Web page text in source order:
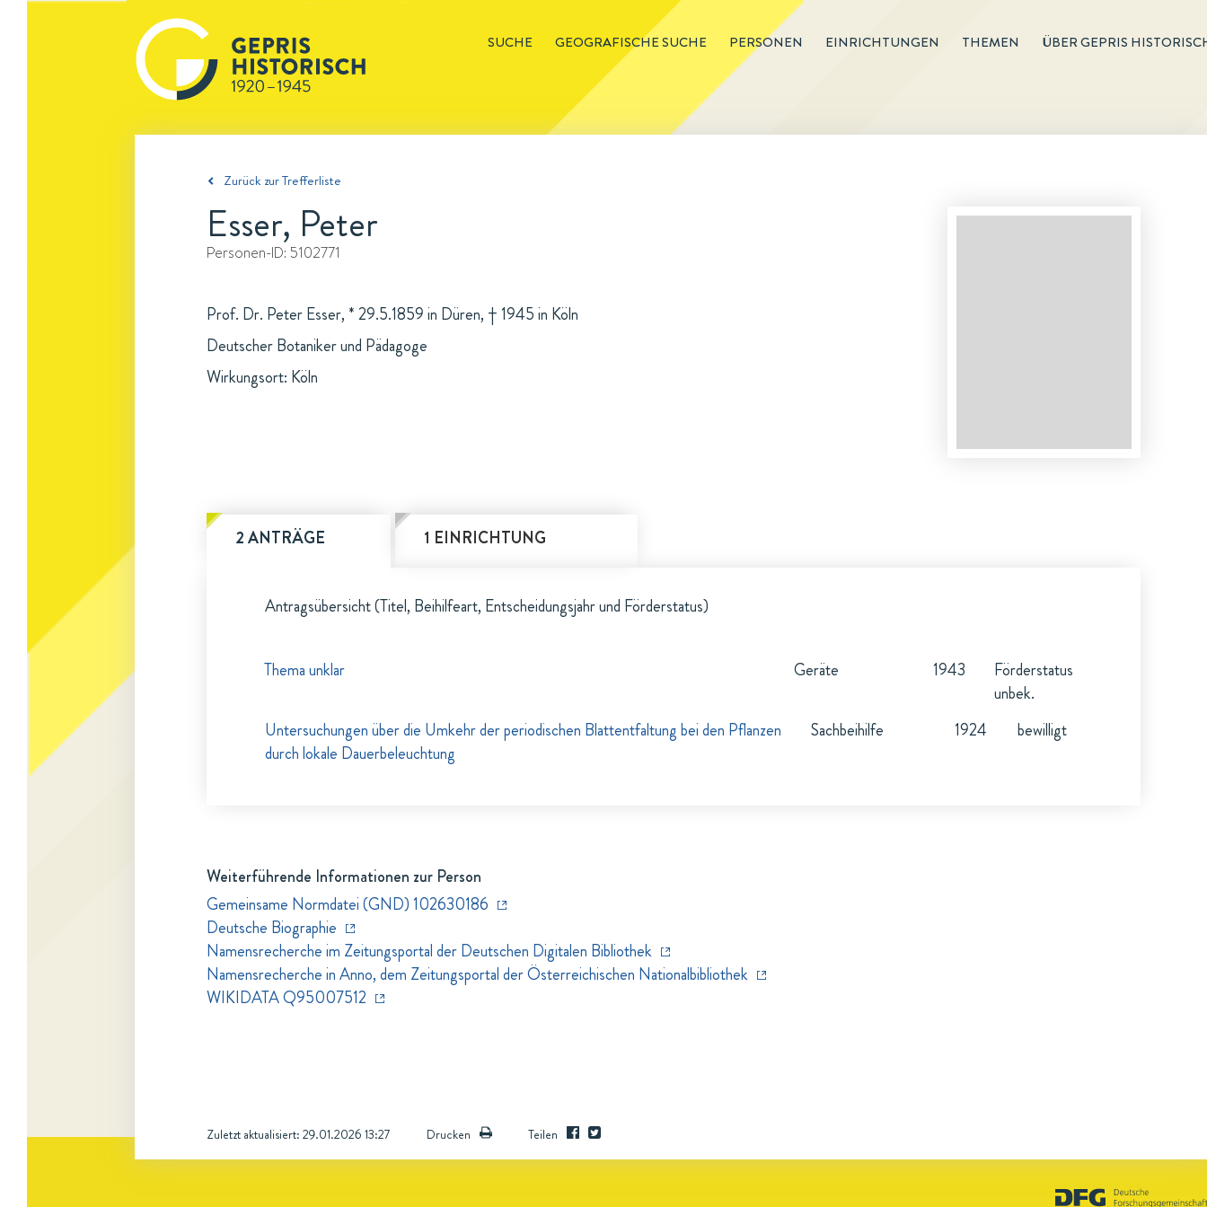
SUCHE GEOGRAFISCHE SUCHE PERSONEN EINRICHTUNGEN THEMEN ÜBER GEPRIS
Zurück zur Trefferliste
Esser, Peter
Personen-ID: 5102771
Prof. Dr. Peter Esser, * 29.5.1859 in Düren, † 1945 in Köln
Deutscher Botaniker und Pädagoge
Wirkungsort: Köln
2 ANTRÄGE 1 EINRICHTUNG
Antragsübersicht (Titel, Beihilfeart, Entscheidungsjahr und Förderstatus)
Thema unklar Geräte 1943
Förderstatus
unbek.
Untersuchungen über die Umkehr der periodischen Blattentfaltung bei den Pflanzen
durch lokale Dauerbeleuchtung
Sachbeihilfe 1924 bewilligt
Weiterführende Informationen zur Person
Gemeinsame Normdatei (GND) 102630186
Deutsche Biographie
Namensrecherche im Zeitungsportal der Deutschen Digitalen Bibliothek
Namensrecherche in Anno, dem Zeitungsportal der Österreichischen Nationalbibliothek
WIKIDATA Q95007512
Zuletzt aktualisiert: 29.01.2026 13:27 Drucken Teilen